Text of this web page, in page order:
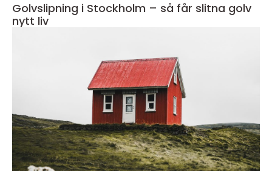
Golvslipning i Stockholm – så får slitna golv
nytt liv